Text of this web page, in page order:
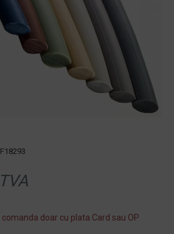
doar cu plata Card sau OP